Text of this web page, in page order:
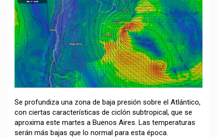
Se profundiza una zona de baja presión sobre el Atlántico,
con ciertas características de ciclón subtropical, que se
aproxima este martes a Buenos Aires. Las temperaturas
serán más bajas que lo normal para esta época.